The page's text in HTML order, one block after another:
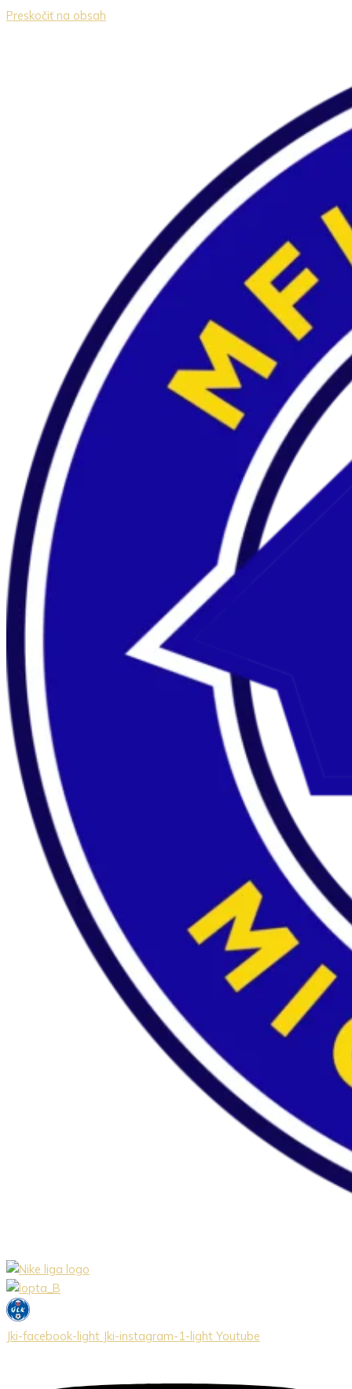
Preskočiť na obsah
Jki-facebook-light Jki-instagram-1-light Youtube